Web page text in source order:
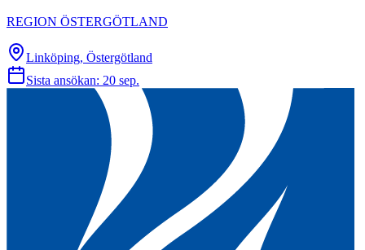
REGION ÖSTERGÖTLAND
Linköping, Östergötland
Sista ansökan: 20 sep.